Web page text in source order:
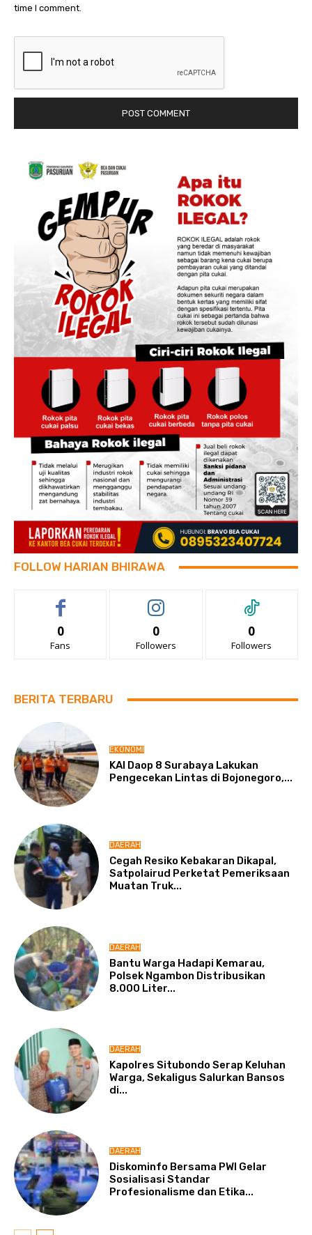
time I comment.
FOLLOW HARIAN BHIRAWA
0
Fans
0
Followers
0
Followers
BERITA TERBARU
EKONOMI
KAI Daop 8 Surabaya Lakukan
Pengecekan Lintas di Bojonegoro,...
DAERAH
Cegah Resiko Kebakaran Dikapal,
Satpolairud Perketat Pemeriksaan
Muatan Truk...
DAERAH
Bantu Warga Hadapi Kemarau,
Polsek Ngambon Distribusikan
8.000 Liter...
DAERAH
Kapolres Situbondo Serap Keluhan
Warga, Sekaligus Salurkan Bansos
di...
DAERAH
Diskominfo Bersama PWI Gelar
Sosialisasi Standar
Profesionalisme dan Etika...